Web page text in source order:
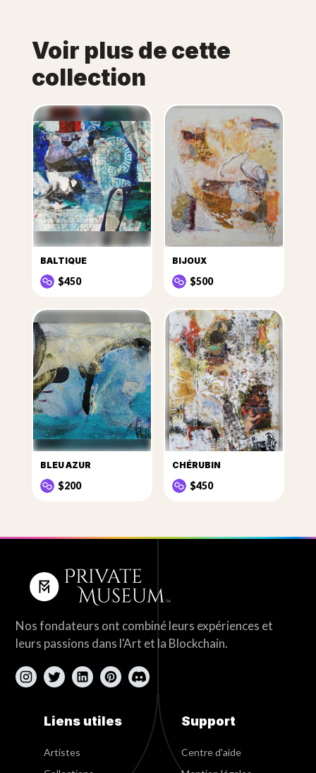
Voir plus de cette
collection
BALTIQUE
$450
BIJOUX
$500
BLEU AZUR
$200
CHÉRUBIN
$450
Nos fondateurs ont combiné leurs expériences et
leurs passions dans l'Art et la Blockchain.
Liens utiles
Artistes
Support
Centre d'aide